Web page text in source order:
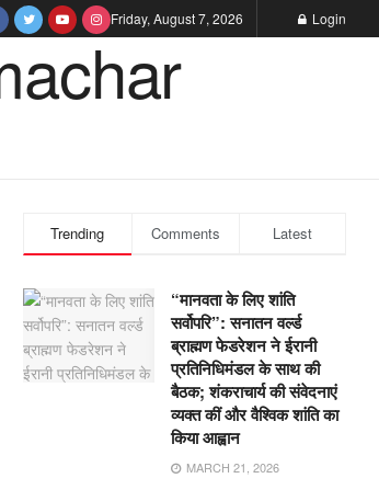
Friday, August 7, 2026 Login
Trending Comments Latest
“मानवता के लिए शांति
सर्वोपरि”: सनातन वर्ल्ड
ब्राह्मण फेडरेशन ने ईरानी
प्रतिनिधिमंडल के साथ की
बैठक; शंकराचार्य की संवेदनाएं
व्यक्त कीं और वैश्विक शांति का
किया आह्वान
MARCH 21, 2026